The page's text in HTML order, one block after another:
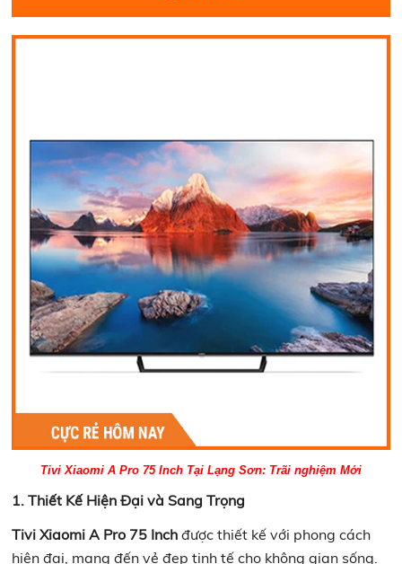
Tivi Xiaomi A Pro 75 Inch Tại Lạng Sơn: Trãi nghiệm Mới
1. Thiết Kế Hiện Đại và Sang Trọng
Tivi Xiaomi A Pro 75 Inchđược thiết kế với phong cách
hiện đại, mang đến vẻ đẹp tinh tế cho không gian sống.